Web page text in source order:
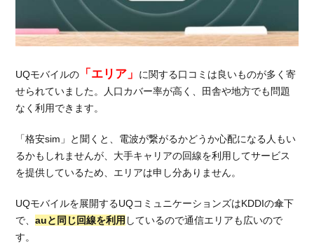
UQモバイルの 「エリア」
に関する口コミは良いものが多く寄
せられていました。人口カバー率が高く、田舎や地方でも問題
なく利用できます。
「格安sim」と聞くと、電波が繋がるかどうか心配になる人もい
るかもしれませんが、大手キャリアの回線を利用してサービス
を提供しているため、エリアは申し分ありません。
UQモバイルを展開するUQコミュニケーションズはKDDIの傘下
で、auと同じ回線を利用 しているので通信エリアも広いので
す。